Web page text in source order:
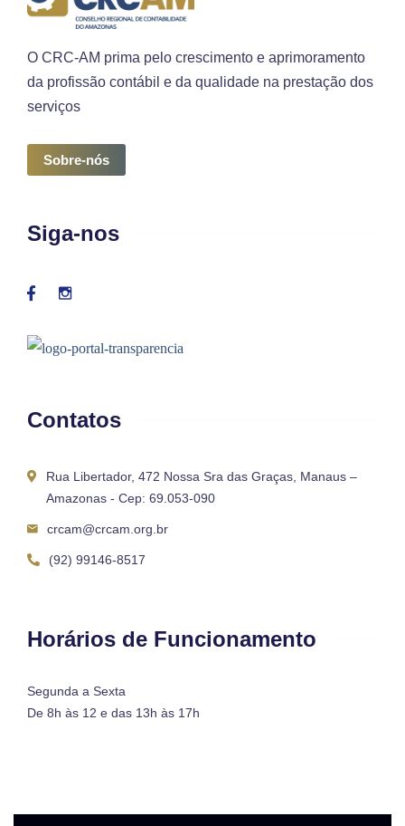
O CRC-AM prima pelo crescimento e aprimoramento
da profissão contábil e da qualidade na prestação dos
serviços
Sobre-nós
Siga-nos
Contatos
Rua Libertador, 472 Nossa Sra das Graças, Manaus –
Amazonas - Cep: 69.053-090
crcam@crcam.org.br
(92) 99146-8517
Horários de Funcionamento
Segunda a Sexta
De 8h às 12 e das 13h às 17h